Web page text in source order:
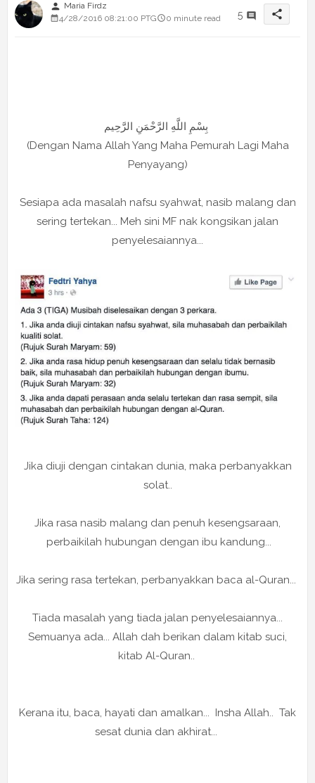
person Maria Firdz
4/28/2016 08:21:00 PTG
0 minute read 5 share
(Dengan Nama Allah Yang Maha Pemurah Lagi Maha
Penyayang)
Sesiapa ada masalah nafsu syahwat, nasib malang dan
sering tertekan... Meh sini MF nak kongsikan jalan
penyelesaiannya...
Jika diuji dengan cintakan dunia, maka perbanyakkan
solat..
Jika rasa nasib malang dan penuh kesengsaraan,
perbaikilah hubungan dengan ibu kandung...
Jika sering rasa tertekan, perbanyakkan baca al-Quran...
Tiada masalah yang tiada jalan penyelesaiannya...
Semuanya ada... Allah dah berikan dalam kitab suci,
kitab Al-Quran..
Kerana itu, baca, hayati dan amalkan... Insha Allah.. Tak
sesat dunia dan akhirat...